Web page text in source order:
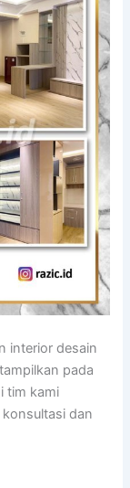
interior desain
pada
tim kami
dan